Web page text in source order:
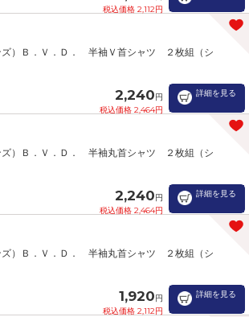
税込価格 2,112円
ズ）Ｂ．Ｖ．Ｄ． 半袖Ｖ首シャツ ２枚組（シ
2,240円
税込価格 2,464円
詳細を見る
ズ）Ｂ．Ｖ．Ｄ． 半袖丸首シャツ ２枚組（シ
2,240円
税込価格 2,464円
詳細を見る
ズ）Ｂ．Ｖ．Ｄ． 半袖丸首シャツ ２枚組（シ
1,920円
税込価格 2,112円
詳細を見る